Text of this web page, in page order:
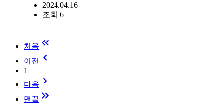
2024.04.16
조회 6
처음 keyboard_double_arrow_left
이전 keyboard_arrow_left
1
다음 keyboard_arrow_right
맨끝 keyboard_double_arrow_right